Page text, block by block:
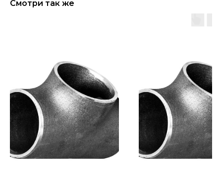
Смотри так же